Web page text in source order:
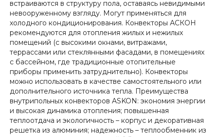
встраиваются в структуру пола, оставаясь невидимыми
невооруженному взгляду. Могут применяться для
холодного кондиционирования. Конвекторы АСКОН
рекомендуются для отопления жилых и нежилых
помещений (с высокими окнами, витражами,
террассами или стеклянными фасадами, в помещениях
с бассейном, где традиционные отопительные
приборы применить затруднительно). Конвекторы
можно использовать в качестве самостоятельного или
дополнительного источника тепла. Преимущества
внутрипольных конвекторов ASKON: экономия энергии
и высокая динамика отопления; повышенная
теплоотдача и экологичность – корпус и декоративная
решетка из алюминия; надежность – теплообменник из